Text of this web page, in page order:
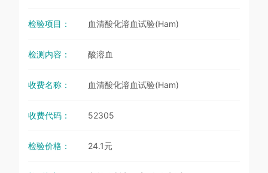
检验项目： 血清酸化溶血试验(Ham)
检测内容： 酸溶血
收费名称： 血清酸化溶血试验(Ham)
收费代码： 52305
检验价格： 24.1元